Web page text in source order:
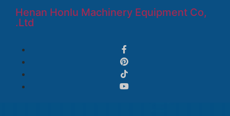
Henan Honlu Machinery Equipment Co,
.Ltd